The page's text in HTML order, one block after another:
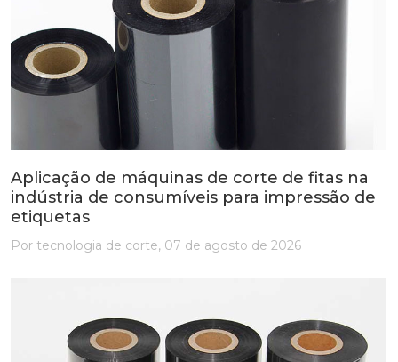
Aplicação de máquinas de corte de fitas na
indústria de consumíveis para impressão de
etiquetas
Por tecnologia de corte, 07 de agosto de 2026